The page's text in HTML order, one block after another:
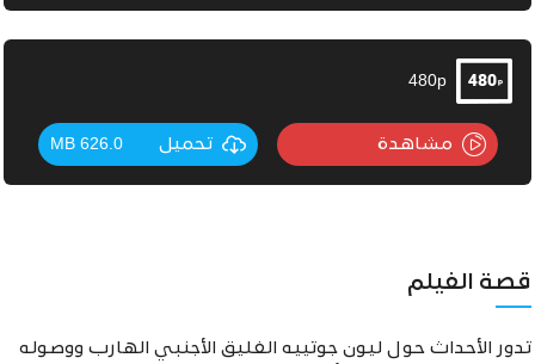
480p
مشاهدة تحميل 626.0 MB
قصة الفيلم
تدور الأحداث حول ليون جوتييه الفليق الأجنبي الهارب ووصوله